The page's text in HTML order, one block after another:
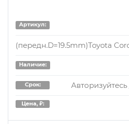
Артикул:
(передн.D=19.5mm)Toyota
Наличие:
Срок:
Цена, ₽: